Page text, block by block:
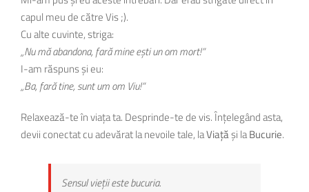
capul meu de către Vis ;).
Cu alte cuvinte, striga:
„Nu mă abandona, fară mine ești un om mort!”
I-am răspuns și eu:
„Ba, fară tine, sunt um om Viu!”
Relaxează-te în viața ta. Desprinde-te de vis. Înțelegând asta,
devii conectat cu adevărat la nevoile tale, laViațăși laBucurie.
Sensul vieții este bucuria.